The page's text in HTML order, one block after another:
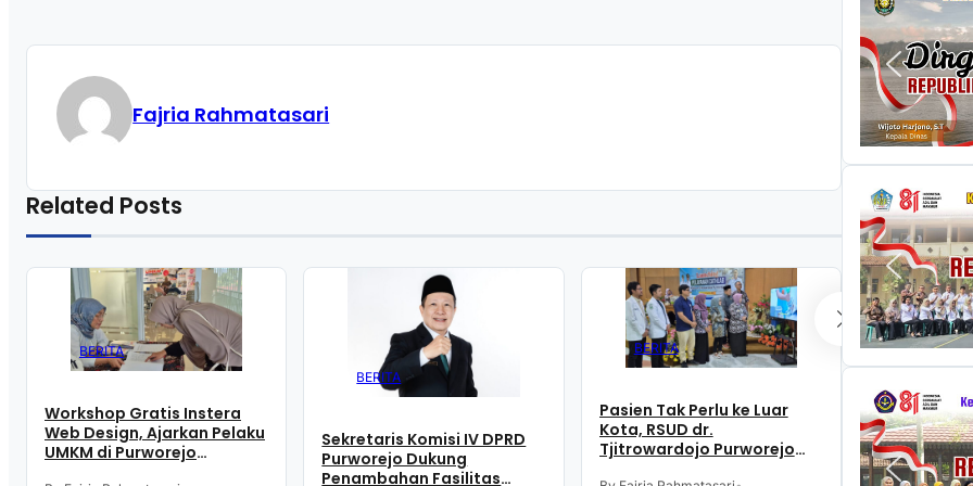
Fajria Rahmatasari
Related Posts
BERITA
Workshop Gratis Instera
Web Design, Ajarkan Pelaku
UMKM di Purworejo
BERITA
Sekretaris Komisi IV DPRD
Purworejo Dukung
Penambahan Fasilitas
BERITA
Pasien Tak Perlu ke Luar
Kota, RSUD dr.
Tjitrowardojo Purworejo
Dukung
KAI Daop 5
Pemkab